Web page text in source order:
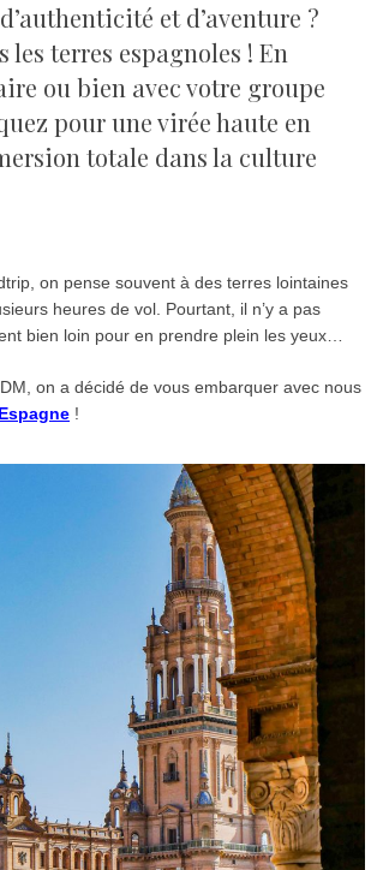
et d’aventure ?
les terres espagnoles ! En
ou bien avec votre groupe
pour une virée haute en
totale dans la culture
on pense souvent à des terres lointaines
heures de vol. Pourtant, il n’y a pas
bien loin pour en prendre plein les yeux…
on a décidé de vous embarquer avec nous
Espagne !